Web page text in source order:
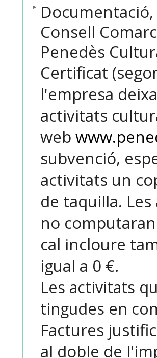
Consell
Penedès
Certificat
l'empresa
activitats
web
subvenció,
activitats un
de taquilla.
no
cal incloure
igual a 0 €.
Les activitats
tingudes en
Factures
al doble de